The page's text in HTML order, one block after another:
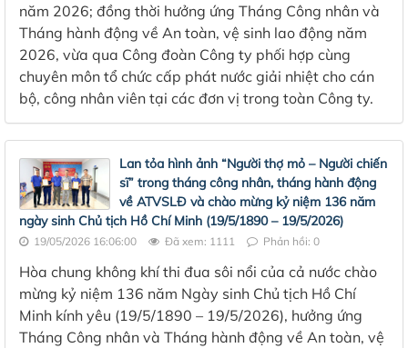
năm 2026; đồng thời hưởng ứng Tháng Công nhân và
Tháng hành động về An toàn, vệ sinh lao động năm
2026, vừa qua Công đoàn Công ty phối hợp cùng
chuyên môn tổ chức cấp phát nước giải nhiệt cho cán
bộ, công nhân viên tại các đơn vị trong toàn Công ty.
Lan tỏa hình ảnh “Người thợ mỏ – Người chiến
sĩ” trong tháng công nhân, tháng hành động
về ATVSLĐ và chào mừng kỷ niệm 136 năm
ngày sinh Chủ tịch Hồ Chí Minh (19/5/1890 – 19/5/2026)
19/05/2026 16:06:00 Đã xem: 1111 Phản hồi: 0
Hòa chung không khí thi đua sôi nổi của cả nước chào
mừng kỷ niệm 136 năm Ngày sinh Chủ tịch Hồ Chí
Minh kính yêu (19/5/1890 – 19/5/2026), hưởng ứng
Tháng Công nhân và Tháng hành động về An toàn, vệ